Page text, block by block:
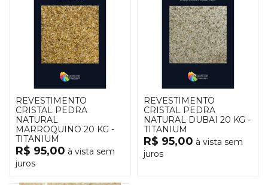
REVESTIMENTO
CRISTAL PEDRA
NATURAL
MARROQUINO 20 KG -
TITANIUM
R$ 95,00 à vista sem
juros
REVESTIMENTO
CRISTAL PEDRA
NATURAL DUBAI 20 KG -
TITANIUM
R$ 95,00 à vista sem
juros